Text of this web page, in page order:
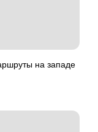
на западе